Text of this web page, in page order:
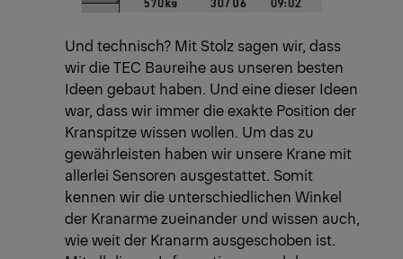
Und technisch? Mit Stolz sagen wir, dass
wir die TEC Baureihe aus unseren besten
Ideen gebaut haben. Und eine dieser Ideen
war, dass wir immer die exakte Position der
Kranspitze wissen wollen. Um das zu
gewährleisten haben wir unsere Krane mit
allerlei Sensoren ausgestattet. Somit
kennen wir die unterschiedlichen Winkel
der Kranarme zueinander und wissen auch,
wie weit der Kranarm ausgeschoben ist.